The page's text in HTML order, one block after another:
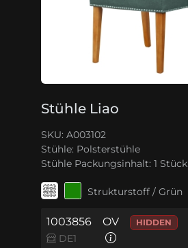
Stühle Liao
SKU: A003102
Stühle: Polsterstühle
Stühle Packungsinhalt: 1 Stück
Strukturstoff / Grün
1003856
DE1
OV HIDDEN